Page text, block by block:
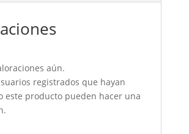
aún.
registrados que hayan
este producto pueden hacer una